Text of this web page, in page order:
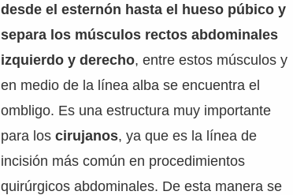
desde el esternón hasta el hueso púbico y
separa los músculos rectos abdominales
izquierdo y derecho, entre estos músculos y
en medio de la línea alba se encuentra el
ombligo. Es una estructura muy importante
para loscirujanos, ya que es la línea de
incisión más común en procedimientos
quirúrgicos abdominales. De esta manera se